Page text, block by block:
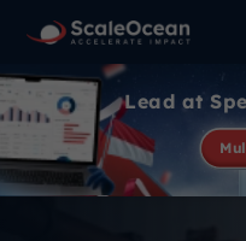
Lead at